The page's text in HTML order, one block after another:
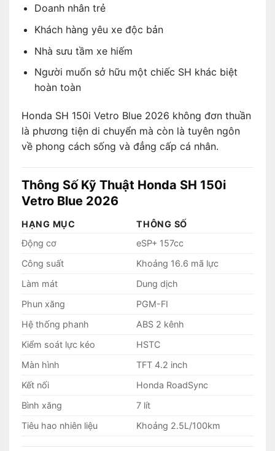
Doanh nhân trẻ
Khách hàng yêu xe độc bản
Nhà sưu tầm xe hiếm
Người muốn sở hữu một chiếc SH khác biệt
hoàn toàn
Honda SH 150i Vetro Blue 2026 không đơn thuần
là phương tiện di chuyển mà còn là tuyên ngôn
về phong cách sống và đẳng cấp cá nhân.
Thông Số Kỹ Thuật Honda SH 150i
Vetro Blue 2026
HẠNG MỤC
THÔNG SỐ
Động cơ
eSP+ 157cc
Công suất
Khoảng 16.6 mã lực
Làm mát
Dung dịch
Phun xăng
PGM-FI
Hệ thống phanh
ABS 2 kênh
Kiểm soát lực kéo
HSTC
Màn hình
TFT 4.2 inch
Kết nối
Honda RoadSync
Bình xăng
7 lít
Tiêu hao nhiên liệu
Khoảng 2.5L/100km